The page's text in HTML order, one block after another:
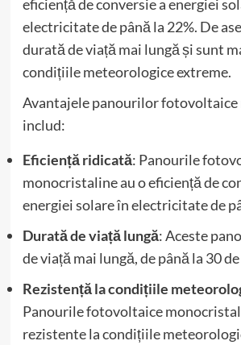
eficiență de conversie a energiei
electricitate de până la 22%. De
durată de viață mai lungă și sunt
condițiile meteorologice extreme.
Avantajele panourilor
includ:
Eficiență ridicată: Panourile
monocristaline au o eficiență de
energiei solare în electricitate de
Durată de viață lungă: Aceste
de viață mai lungă, de până la 30
Rezistență la condițiile
Panourile fotovoltaice
rezistente la condițiile